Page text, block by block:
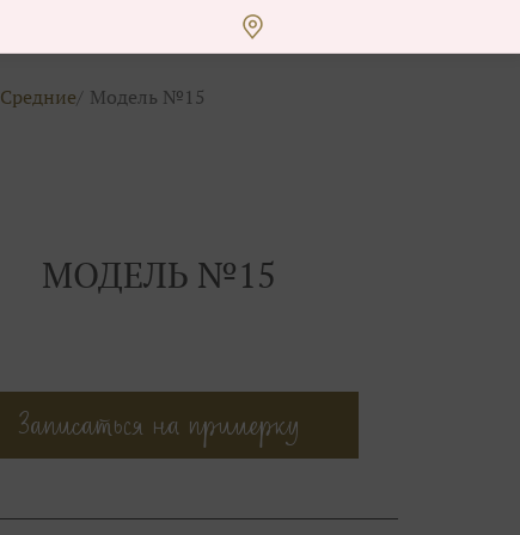
Средние Модель №15
МОДЕЛЬ №15
Записаться на примерку